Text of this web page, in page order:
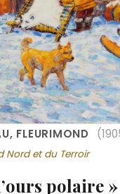
FLEURIMOND
Nord et du Terroir
polaire »